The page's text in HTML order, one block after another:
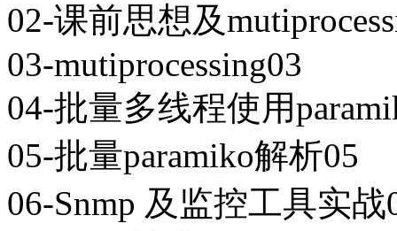
02-课前思想及
03-mutiprocessing03
04-批量多线程使用
05-批量paramiko解析05
06-Snmp 及监控工具实战